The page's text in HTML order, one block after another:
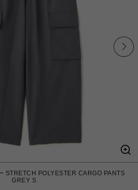
STRETCH POLYESTER CARGO PANTS
GREY S